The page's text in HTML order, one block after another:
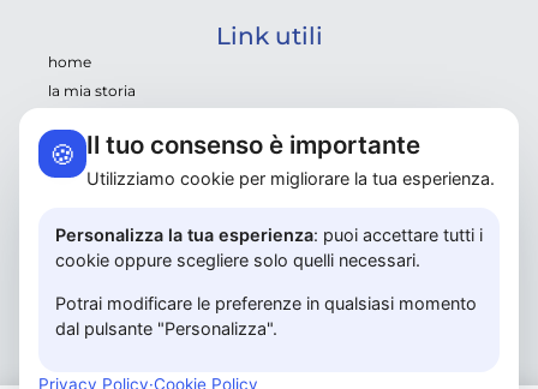
Link utili
home
la mia storia
nutrizione e microbiota
psiconutrizione
contatti
privacy policy
map
prenota una visita
🍪 Il tuo consenso è importante
Utilizziamo cookie per migliorare la tua esperienza.
Personalizza la tua esperienza: puoi accettare tutti i
cookie oppure scegliere solo quelli necessari.
Potrai modificare le preferenze in qualsiasi momento
dal pulsante "Personalizza".
Privacy Policy·Cookie Policy